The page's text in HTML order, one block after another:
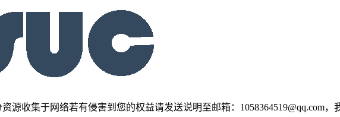
源收集于网络若有侵害到您的权益请发送说明至邮箱：1058364519@qq.com，